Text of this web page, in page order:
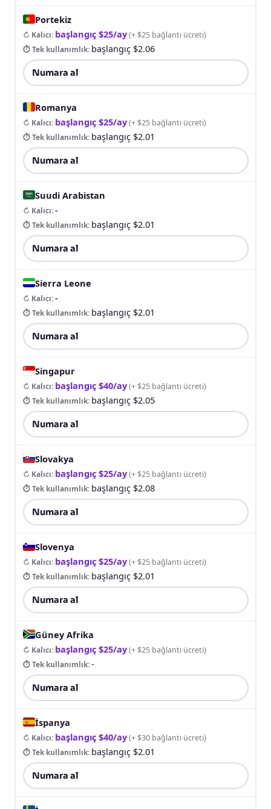
Portekiz
↻ Kalıcı: başlangıç $25/ay(+ $25 bağlantı ücreti)
⏱ Tek kullanımlık: başlangıç $2.06
Numara al
Romanya
↻ Kalıcı: başlangıç $25/ay(+ $25 bağlantı ücreti)
⏱ Tek kullanımlık: başlangıç $2.01
Numara al
Suudi Arabistan
↻ Kalıcı:-
⏱ Tek kullanımlık: başlangıç $2.01
Numara al
Sierra Leone
↻ Kalıcı:-
⏱ Tek kullanımlık: başlangıç $2.01
Numara al
Singapur
↻ Kalıcı: başlangıç $40/ay(+ $25 bağlantı ücreti)
⏱ Tek kullanımlık: başlangıç $2.05
Numara al
Slovakya
↻ Kalıcı: başlangıç $25/ay(+ $25 bağlantı ücreti)
⏱ Tek kullanımlık: başlangıç $2.08
Numara al
Slovenya
↻ Kalıcı: başlangıç $25/ay(+ $25 bağlantı ücreti)
⏱ Tek kullanımlık: başlangıç $2.01
Numara al
Güney Afrika
↻ Kalıcı: başlangıç $25/ay(+ $25 bağlantı ücreti)
⏱ Tek kullanımlık:-
Numara al
İspanya
↻ Kalıcı: başlangıç $40/ay(+ $30 bağlantı ücreti)
⏱ Tek kullanımlık: başlangıç $2.01
Numara al